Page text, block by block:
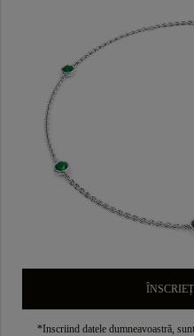
*Inscriind datele dumneavoastră,